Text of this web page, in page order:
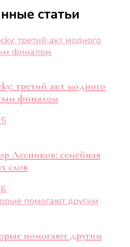
статьи
третий акт модного
финалом
Лесников: семейная
слов
помогают другим